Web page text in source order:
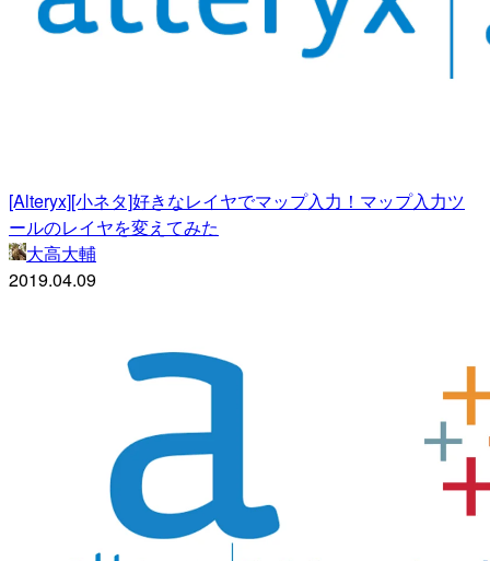
[Alteryx][小ネタ]好きなレイヤでマップ入力！マップ入力ツ
ールのレイヤを変えてみた
大高大輔
2019.04.09